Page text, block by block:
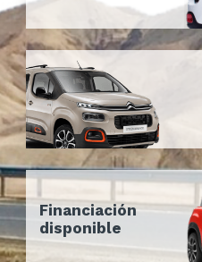
Financiación
disponible